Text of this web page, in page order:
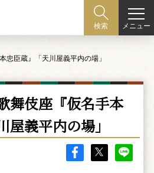
検索 メニュー
忠臣蔵』「天川屋義平内の場」
舞伎座『仮名手本
屋義平内の場」